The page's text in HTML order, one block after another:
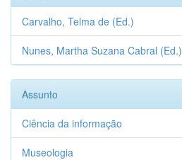
Carvalho, Telma de (Ed.)
Nunes, Martha Suzana Cabral (Ed.)
Assunto
Ciência da informação
Museologia